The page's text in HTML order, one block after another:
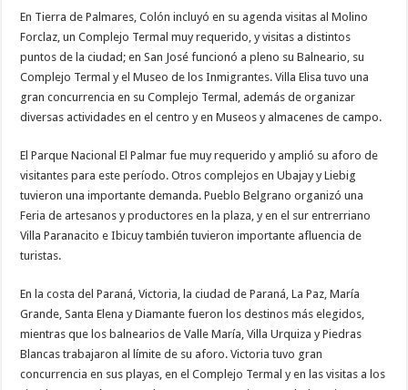
En Tierra de Palmares, Colón incluyó en su agenda visitas al Molino
Forclaz, un Complejo Termal muy requerido, y visitas a distintos
puntos de la ciudad; en San José funcionó a pleno su Balneario, su
Complejo Termal y el Museo de los Inmigrantes. Villa Elisa tuvo una
gran concurrencia en su Complejo Termal, además de organizar
diversas actividades en el centro y en Museos y almacenes de campo.
El Parque Nacional El Palmar fue muy requerido y amplió su aforo de
visitantes para este período. Otros complejos en Ubajay y Liebig
tuvieron una importante demanda. Pueblo Belgrano organizó una
Feria de artesanos y productores en la plaza, y en el sur entrerriano
Villa Paranacito e Ibicuy también tuvieron importante afluencia de
turistas.
En la costa del Paraná, Victoria, la ciudad de Paraná, La Paz, María
Grande, Santa Elena y Diamante fueron los destinos más elegidos,
mientras que los balnearios de Valle María, Villa Urquiza y Piedras
Blancas trabajaron al límite de su aforo. Victoria tuvo gran
concurrencia en sus playas, en el Complejo Termal y en las visitas a los